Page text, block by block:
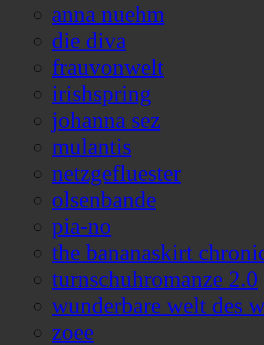
anna nuehm
die diva
frauvonwelt
irishspring
johanna sez
mulantis
netzgefluester
olsenbande
pia-no
the bananaskirt
turnschuhromanze 2.0
wunderbare welt des
zoee